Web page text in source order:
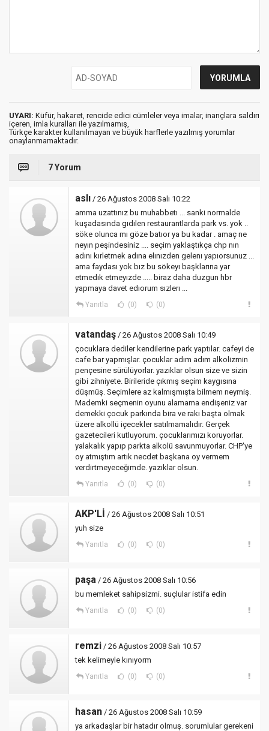
UYARI: Küfür, hakaret, rencide edici cümleler veya imalar, inançlara saldırı
içeren, imla kuralları ile yazılmamış,
Türkçe karakter kullanılmayan ve büyük harflerle yazılmış yorumlar
onaylanmamaktadır.
7 Yorum
aslı / 26 Ağustos 2008 Salı 10:22
amma uzattınız bu muhabbetı ... sanki normalde
kuşadasında gıdılen restaurantlarda park vs. yok ..
söke olunca mı göze batıor ya bu kadar . amaç ne
neyın peşindesiniz .... seçim yaklaştıkça chp nın
adını kırletmek adına elınızden gelenı yapıorsunuz ...
ama faydası yok bız bu sökeyı başklarına yar
etmedık etmeyızde ..... biraz daha duzgun hbr
yapmaya davet edıorum sızlerı ...
Yanıtla (0) (0)
vatandaş / 26 Ağustos 2008 Salı 10:49
çocuklara dediler kendilerine park yaptılar. cafeyi de
cafe bar yapmışlar. çocuklar adım adım alkolizmin
pençesine sürülüyorlar. yazıklar olsun size ve sizin
gibi zihniyete. Birileride çıkmış seçim kaygısına
düşmüş. Seçimlere az kalmışmışta bilmem neymiş.
Mademki seçmenin oyunu alamama endişeniz var
demekki çocuk parkında bira ve rakı başta olmak
üzere alkollü içecekler satılmamalıdır. Gerçek
gazetecileri kutluyorum. çocuklarımızı koruyorlar.
yalakalık yapıp parkta alkolü savunmuyorlar. CHP'ye
oy atmıştım artık necdet başkana oy vermem
verdirtmeyeceğimde. yazıklar olsun.
Yanıtla (0) (0)
AKP'Lİ / 26 Ağustos 2008 Salı 10:51
yuh size
Yanıtla (0) (0)
paşa / 26 Ağustos 2008 Salı 10:56
bu memleket sahipsizmi. suçlular istifa edin
Yanıtla (0) (0)
remzi / 26 Ağustos 2008 Salı 10:57
tek kelimeyle kınıyorm
Yanıtla (0) (0)
hasan / 26 Ağustos 2008 Salı 10:59
ya arkadaşlar bir hatadır olmuş. sorumlular gerekeni